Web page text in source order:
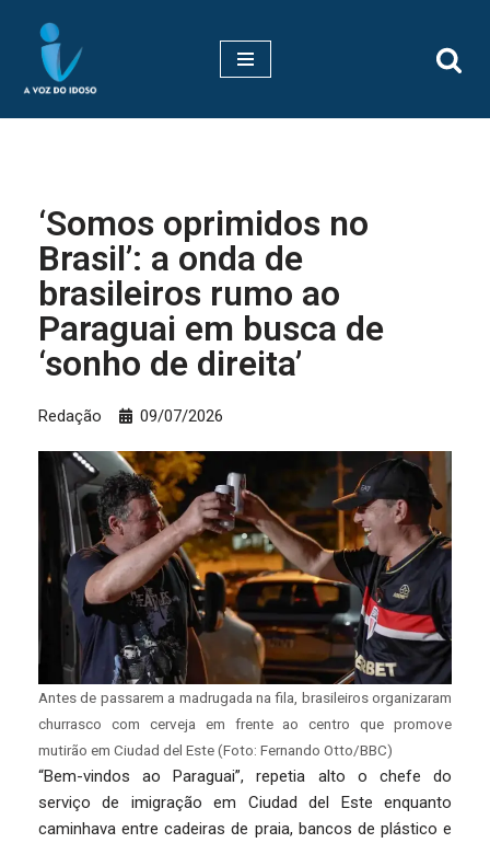
Pular
para
‘Somos oprimidos no
Brasil’: a onda de
brasileiros rumo ao
Paraguai em busca de
‘sonho de direita’
Redação 09/07/2026
Antes de passarem a madrugada na fila, brasileiros organizaram
churrasco com cerveja em frente ao centro que promove
mutirão em Ciudad del Este (Foto: Fernando Otto/BBC)
“Bem-vindos ao Paraguai”, repetia alto o chefe do
serviço de imigração em Ciudad del Este enquanto
caminhava entre cadeiras de praia, bancos de plástico e